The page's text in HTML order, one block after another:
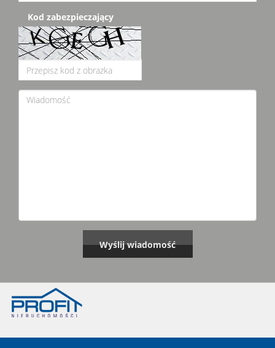
Kod zabezpieczający